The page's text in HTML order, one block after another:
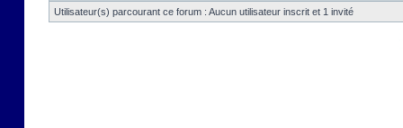
Utilisateur(s) parcourant ce forum : Aucun utilisateur inscrit et 1 invité